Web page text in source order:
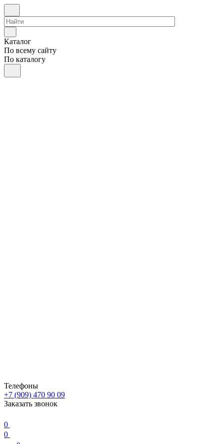
Каталог
По всему сайту
По каталогу
Телефоны
+7 (909) 470 90 09
Заказать звонок
0
0